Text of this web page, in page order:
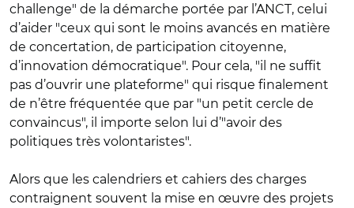
challenge" de la démarche portée par l’ANCT, celui
d’aider "ceux qui sont le moins avancés en matière
de concertation, de participation citoyenne,
d’innovation démocratique". Pour cela, "il ne suffit
pas d’ouvrir une plateforme" qui risque finalement
de n’être fréquentée que par "un petit cercle de
convaincus", il importe selon lui d’"avoir des
politiques très volontaristes".
Alors que les calendriers et cahiers des charges
contraignent souvent la mise en œuvre des projets